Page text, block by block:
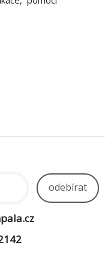
odebírat